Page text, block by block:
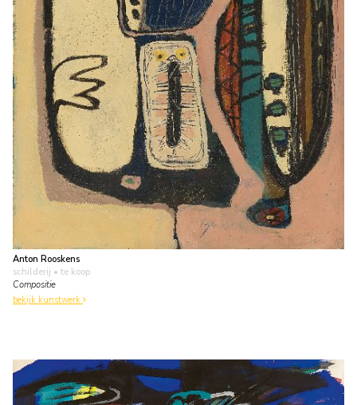
Anton Rooskens
schilderij • te koop
Compositie
bekijk kunstwerk